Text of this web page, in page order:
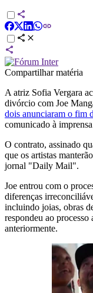
Compartilhar matéria
A atriz Sofia Vergara
divórcio com Joe
dois anunciaram o fim
comunicado à
O contrato, assinado
que os artistas
jornal "Daily Mail".
Joe entrou com o
diferenças
incluindo joias, obras
respondeu ao
anteriormente.